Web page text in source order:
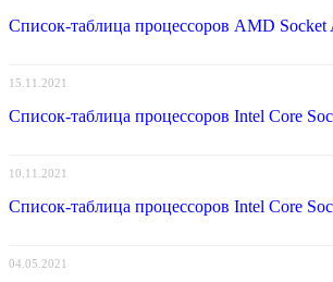
Список-таблица процессоров AMD
15.11.2021
Список-таблица процессоров Intel Core
10.11.2021
Список-таблица процессоров Intel Core
04.05.2021